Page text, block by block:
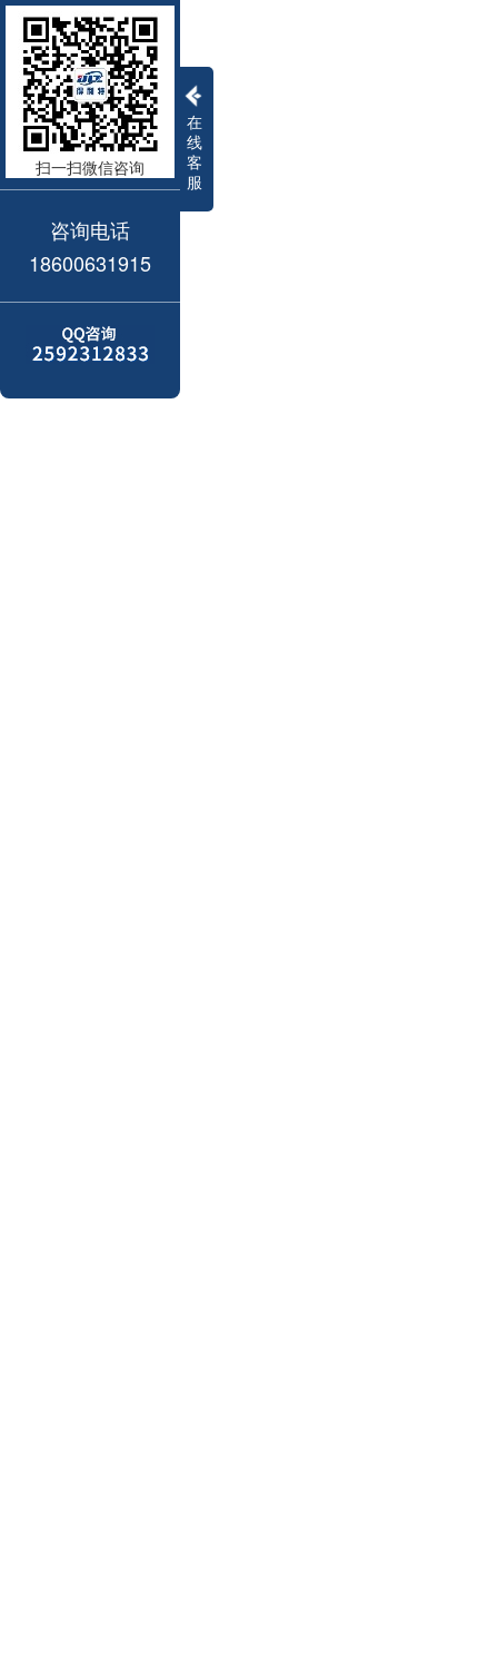
在
线
客
服
扫一扫微信咨询
咨询电话
18600631915